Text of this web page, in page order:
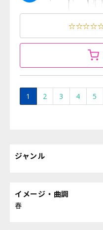
1 2 3 4 5
ジャンル
イメージ・曲調
春